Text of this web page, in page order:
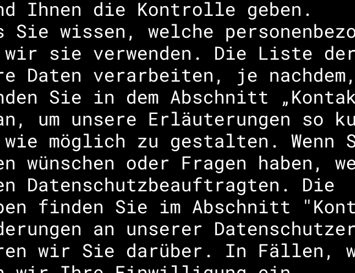
Ihnen die Kontrolle geben.
wissen, welche
wir sie verwenden. Die Liste der
Daten verarbeiten, je
Sie in dem Abschnitt
um unsere Erläuterungen so
möglich zu gestalten. Wenn
wünschen oder Fragen haben,
Datenschutzbeauftragten. Die
finden Sie im Abschnitt
an unserer
wir Sie darüber. In Fällen,